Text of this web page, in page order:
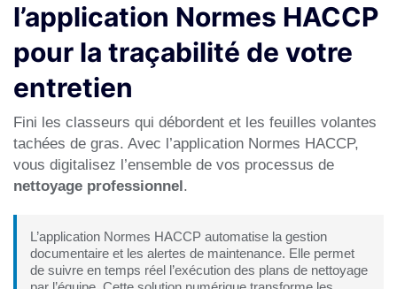
l’application Normes HACCP
pour la traçabilité de votre
entretien
Fini les classeurs qui débordent et les feuilles volantes
tachées de gras. Avec l’application Normes HACCP,
vous digitalisez l’ensemble de vos processus de
nettoyage professionnel .
L’application Normes HACCP automatise la gestion
documentaire et les alertes de maintenance. Elle permet
de suivre en temps réel l’exécution des plans de nettoyage